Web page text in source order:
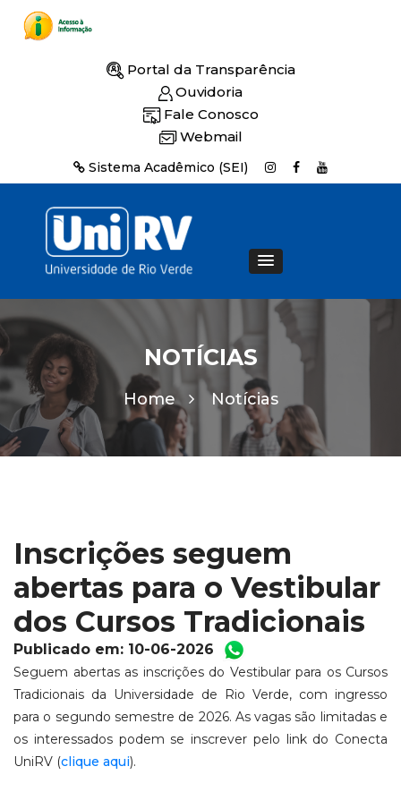
Portal da Transparência
Ouvidoria
Fale Conosco
Webmail
Sistema Acadêmico (SEI)
NOTÍCIAS
Home Notícias
Inscrições seguem
abertas para o Vestibular
dos Cursos Tradicionais
Publicado em: 10-06-2026
Seguem abertas as inscrições do Vestibular para os Cursos
Tradicionais da Universidade de Rio Verde, com ingresso
para o segundo semestre de 2026. As vagas são limitadas e
os interessados podem se inscrever pelo link do Conecta
UniRV (clique aqui).